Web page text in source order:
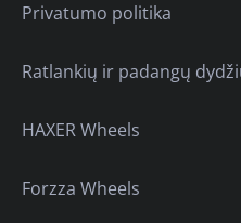
Privatumo politika
Ratlankių ir padangų
HAXER Wheels
Forzza Wheels